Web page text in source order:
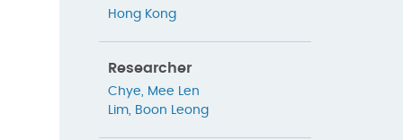
Hong Kong
Researcher
Chye, Mee Len
Lim, Boon Leong